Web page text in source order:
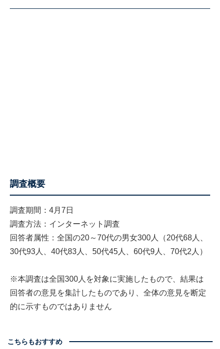
調査概要
調査期間：4月7日
調査方法：インターネット調査
回答者属性：全国の20～70代の男女300人（20代68人、
30代93人、40代83人、50代45人、60代9人、70代2人）
※本調査は全国300人を対象に実施したもので、結果は
回答者の意見を集計したものであり、全体の意見を断定
的に示すものではありません
こちらもおすすめ